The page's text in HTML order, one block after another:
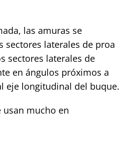
las amuras se
sectores laterales de proa
sectores laterales de
en ángulos próximos a
eje longitudinal del buque.
usan mucho en